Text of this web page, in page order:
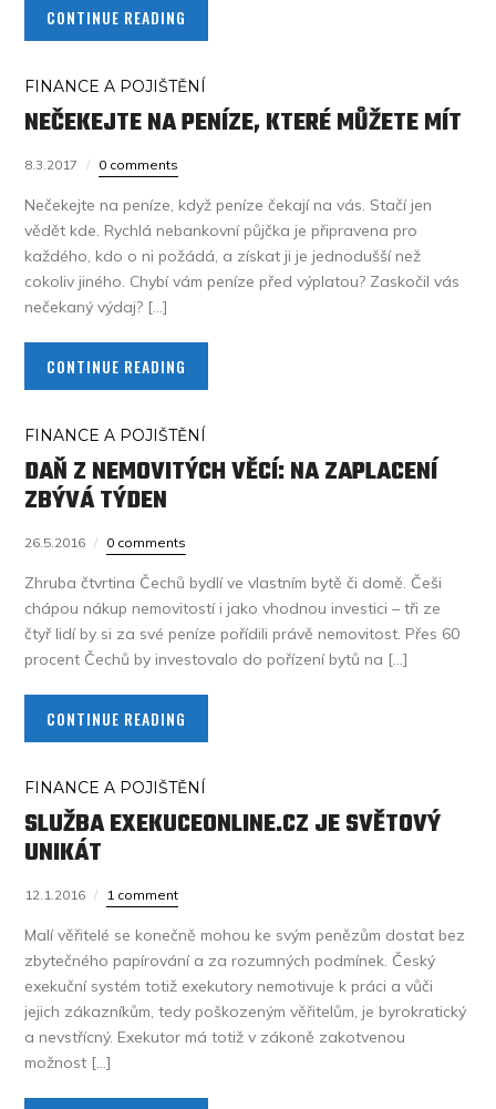
CONTINUE READING
FINANCE A POJIŠTĚNÍ
NEČEKEJTE NA PENÍZE, KTERÉ MŮŽETE MÍT
8.3.2017 0 comments
Nečekejte na peníze, když peníze čekají na vás. Stačí jen
vědět kde. Rychlá nebankovní půjčka je připravena pro
každého, kdo o ni požádá, a získat ji je jednodušší než
cokoliv jiného. Chybí vám peníze před výplatou? Zaskočil vás
nečekaný výdaj? […]
CONTINUE READING
FINANCE A POJIŠTĚNÍ
DAŇ Z NEMOVITÝCH VĚCÍ: NA ZAPLACENÍ
ZBÝVÁ TÝDEN
26.5.2016 0 comments
Zhruba čtvrtina Čechů bydlí ve vlastním bytě či domě. Češi
chápou nákup nemovitostí i jako vhodnou investici – tři ze
čtyř lidí by si za své peníze pořídili právě nemovitost. Přes 60
procent Čechů by investovalo do pořízení bytů na […]
CONTINUE READING
FINANCE A POJIŠTĚNÍ
SLUŽBA EXEKUCEONLINE.CZ JE SVĚTOVÝ
UNIKÁT
12.1.2016 1 comment
Malí věřitelé se konečně mohou ke svým penězům dostat bez
zbytečného papírování a za rozumných podmínek. Český
exekuční systém totiž exekutory nemotivuje k práci a vůči
jejich zákazníkům, tedy poškozeným věřitelům, je byrokratický
a nevstřícný. Exekutor má totiž v zákoně zakotvenou
možnost […]